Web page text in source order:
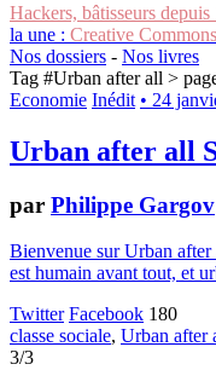
Hackers, bâtisseurs depuis
la une : Creative Commons
Nos dossiers - Nos livres
Tag #Urban after all >
Economie Inédit • 24
Urban after all
par Philippe Gargov
Bienvenue sur Urban after
est humain avant tout, et
Twitter Facebook 180
classe sociale, Urban after
3/3